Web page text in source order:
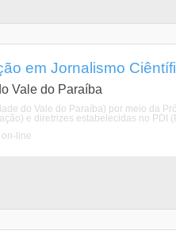
em Jornalismo
Vale do Paraíba
do Vale do Paraíba) por meio da
e diretrizes estabelecidas no PDI
on-line